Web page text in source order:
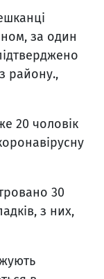
за один
району.,
20 чоловік
30
з них,